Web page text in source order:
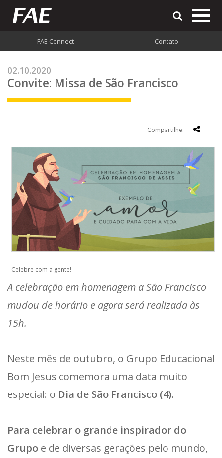
FAE Connect Contato
02.10.2020
Convite: Missa de São Francisco
Compartilhe:
Celebre com a gente!
A celebração em homenagem a São Francisco
mudou de horário e agora será realizada às
15h.
Neste mês de outubro, o Grupo Educacional
Bom Jesus comemora uma data muito
especial: o Dia de São Francisco (4).
Para celebrar o grande inspirador do
Grupo e de diversas gerações pelo mundo,